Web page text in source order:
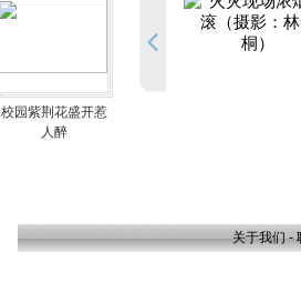
校园紫荆花盛开惹
人醉
关于我们 -